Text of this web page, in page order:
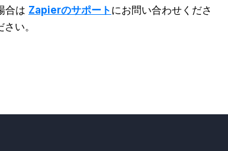
合は Zapierのサポート にお問い合わせくださ
い。